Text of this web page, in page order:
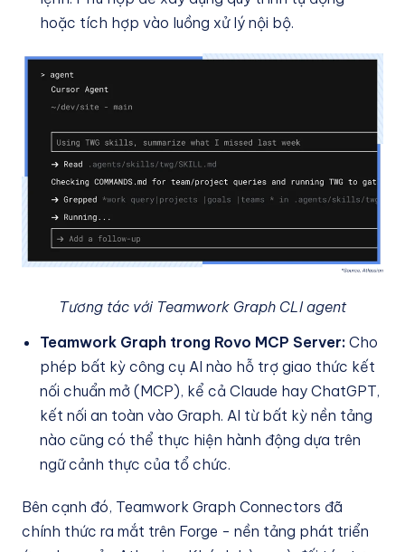
hoặc tích hợp vào luồng xử lý nội bộ.
Tương tác với Teamwork Graph CLI agent
Teamwork Graph trong Rovo MCP Server: Cho
phép bất kỳ công cụ AI nào hỗ trợ giao thức kết
nối chuẩn mở (MCP), kể cả Claude hay ChatGPT,
kết nối an toàn vào Graph. AI từ bất kỳ nền tảng
nào cũng có thể thực hiện hành động dựa trên
ngữ cảnh thực của tổ chức.
Bên cạnh đó, Teamwork Graph Connectors đã
chính thức ra mắt trên Forge - nền tảng phát triển